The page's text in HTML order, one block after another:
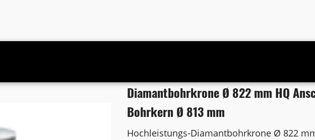
1 1/4 Zoll UNC Bohrkern Ø 813 mm
Diamantbohrkrone Ø 822 mm HQ
Bohrkern Ø 813 mm
Hochleistungs-Diamantbohrkrone Ø 822